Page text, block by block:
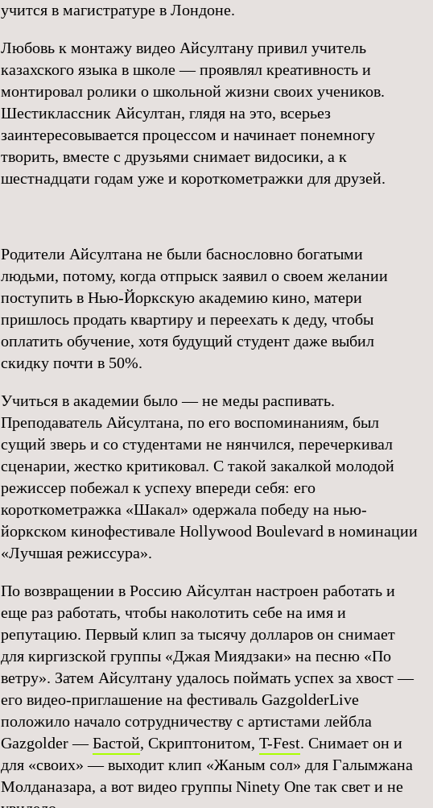
учится в магистратуре в Лондоне.
Любовь к монтажу видео Айсултану привил учитель
казахского языка в школе — проявлял креативность и
монтировал ролики о школьной жизни своих учеников.
Шестиклассник Айсултан, глядя на это, всерьез
заинтересовывается процессом и начинает понемногу
творить, вместе с друзьями снимает видосики, а к
шестнадцати годам уже и короткометражки для друзей.
Родители Айсултана не были баснословно богатыми
людьми, потому, когда отпрыск заявил о своем желании
поступить в Нью-Йоркскую академию кино, матери
пришлось продать квартиру и переехать к деду, чтобы
оплатить обучение, хотя будущий студент даже выбил
скидку почти в 50%.
Учиться в академии было — не меды распивать.
Преподаватель Айсултана, по его воспоминаниям, был
сущий зверь и со студентами не нянчился, перечеркивал
сценарии, жестко критиковал. С такой закалкой молодой
режиссер побежал к успеху впереди себя: его
короткометражка «Шакал» одержала победу на нью-
йоркском кинофестивале Hollywood Boulevard в номинации
«Лучшая режиссура».
По возвращении в Россию Айсултан настроен работать и
еще раз работать, чтобы наколотить себе на имя и
репутацию. Первый клип за тысячу долларов он снимает
для киргизской группы «Джая Миядзаки» на песню «По
ветру». Затем Айсултану удалось поймать успех за хвост —
его видео-приглашение на фестиваль GazgolderLive
положило начало сотрудничеству с артистами лейбла
Gazgolder —Бастой, Скриптонитом, T-Fest. Снимает он и
для «своих» — выходит клип «Жаным сол» для Галымжана
Молданазара, а вот видео группы Ninety One так свет и не